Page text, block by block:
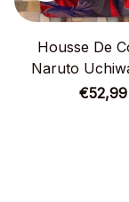
Housse De
Naruto
Parure De Lit
€52,99